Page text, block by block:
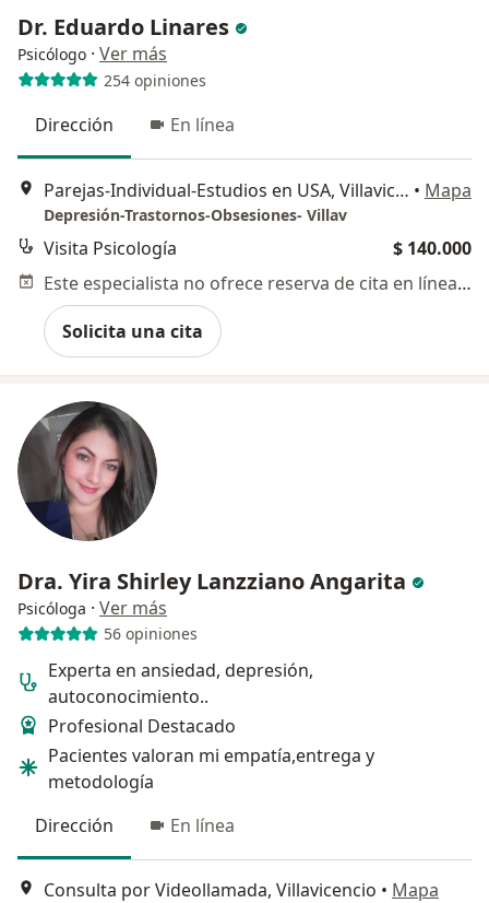
Dr. Eduardo Linares
Psicólogo · Ver más
254 opiniones
Dirección En línea
Parejas-Individual-Estudios en USA, Villavicencio • Mapa
Depresión-Trastornos-Obsesiones- Villav
Visita Psicología
$ 140.000
Este especialista no ofrece reserva de cita en línea en esta dirección.
Solicita una cita
Dra. Yira Shirley Lanzziano Angarita
Psicóloga · Ver más
56 opiniones
Experta en ansiedad, depresión,
autoconocimiento..
Profesional Destacado
Pacientes valoran mi empatía,entrega y
metodología
Dirección
En línea
Consulta por Videollamada, Villavicencio • Mapa